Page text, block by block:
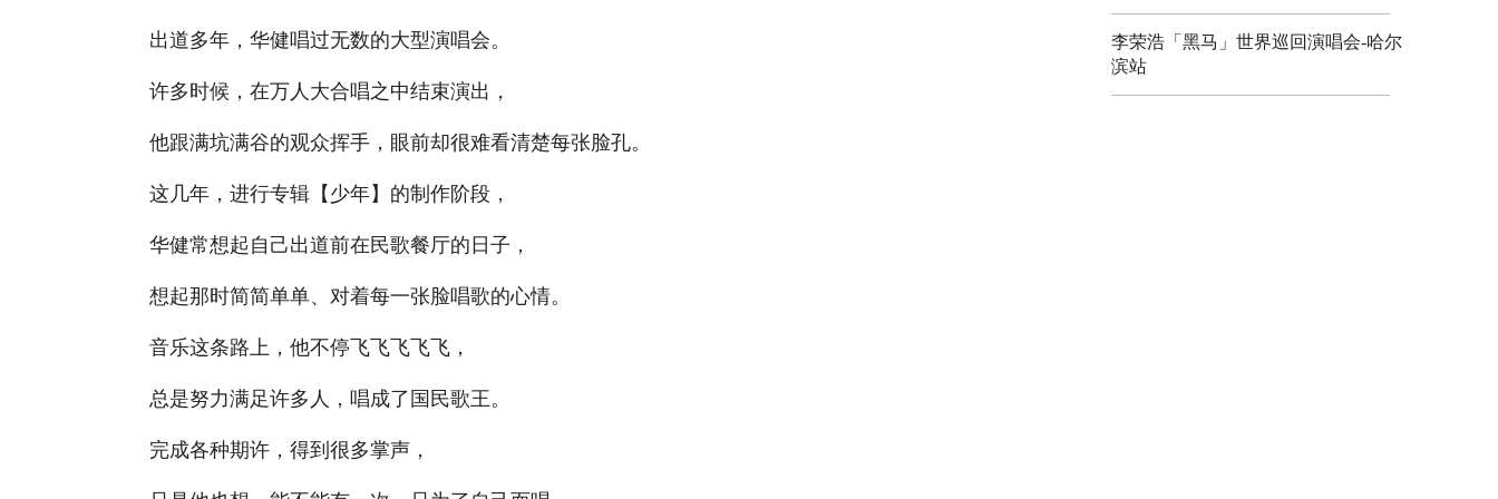
出道多年，华健唱过无数的大型演唱会。
许多时候，在万人大合唱之中结束演出，
他跟满坑满谷的观众挥手，眼前却很难看清楚每张脸孔。
这几年，进行专辑【少年】的制作阶段，
华健常想起自己出道前在民歌餐厅的日子，
想起那时简简单单、对着每一张脸唱歌的心情。
音乐这条路上，他不停飞飞飞飞飞，
总是努力满足许多人，唱成了国民歌王。
完成各种期许，得到很多掌声，
李荣浩「黑马」世界巡回演唱会-哈尔
滨站